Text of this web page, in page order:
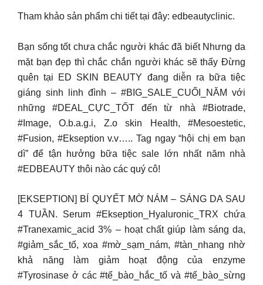
Tham khảo sản phẩm chi tiết tại đây: edbeautyclinic.
Bạn sống tốt chưa chắc người khác đã biết Nhưng da
mặt bạn đẹp thì chắc chắn người khác sẽ thấy Đừng
quên tại ED SKIN BEAUTY đang diễn ra bữa tiệc
giáng sinh linh đình – #BIG_SALE_CUỐI_NĂM với
những #DEAL_CỰC_TỐT đến từ nhà #Biotrade,
#Image, O.b.a.g.i, Z.o skin Health, #Mesoestetic,
#Fusion, #Ekseption v.v….. Tag ngay “hội chị em bạn
dì” để tận hưởng bữa tiệc sale lớn nhất năm nhà
#EDBEAUTY thôi nào các quý cô!
[EKSEPTION] BÍ QUYẾT MỜ NÁM – SÁNG DA SAU
4 TUẦN. Serum #Ekseption_Hyaluronic_TRX chứa
#Tranexamic_acid 3% – hoạt chất giúp làm sáng da,
#giảm_sắc_tố, xoa #mờ_sạm_nám, #tàn_nhang nhờ
khả năng làm giảm hoạt động của enzyme
#Tyrosinase ở các #tế_bào_hắc_tố và #tế_bào_sừng